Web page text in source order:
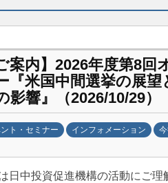
案内】2026年度第8回
『米国中間選挙の展
影響』（2026/10/29）
ト・セミナー インフォメーション
日中投資促進機構の活動にご理